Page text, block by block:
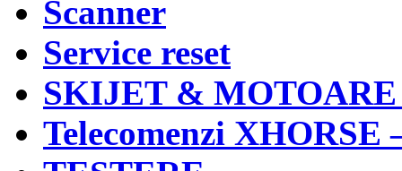
Scanner
Service reset
SKIJET &
Telecomenzi XHORSE